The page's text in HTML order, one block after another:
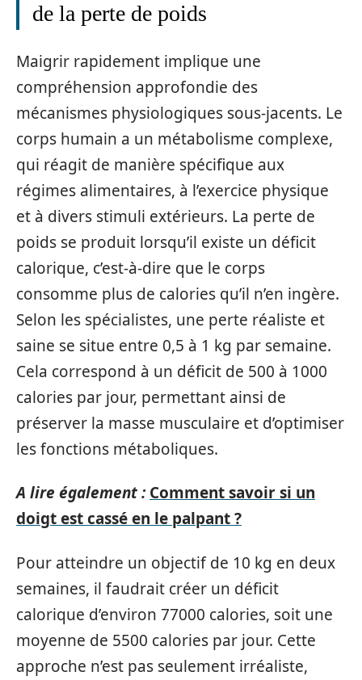
de la perte de poids
Maigrir rapidement implique une
compréhension approfondie des
mécanismes physiologiques sous-jacents. Le
corps humain a un métabolisme complexe,
qui réagit de manière spécifique aux
régimes alimentaires, à l’exercice physique
et à divers stimuli extérieurs. La perte de
poids se produit lorsqu’il existe un déficit
calorique, c’est-à-dire que le corps
consomme plus de calories qu’il n’en ingère.
Selon les spécialistes, une perte réaliste et
saine se situe entre 0,5 à 1 kg par semaine.
Cela correspond à un déficit de 500 à 1000
calories par jour, permettant ainsi de
préserver la masse musculaire et d’optimiser
les fonctions métaboliques.
A lire également : Comment savoir si un
doigt est cassé en le palpant ?
Pour atteindre un objectif de 10 kg en deux
semaines, il faudrait créer un déficit
calorique d’environ 77000 calories, soit une
moyenne de 5500 calories par jour. Cette
approche n’est pas seulement irréaliste,